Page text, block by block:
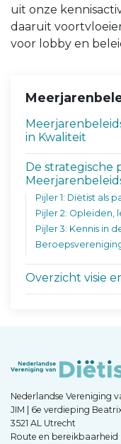
uit onze
daaruit
voor lobby en
in Kwaliteit
De strategische
Pijler 1: Diëtist als
Pijler 2: Opleiden,
Pijler 3: Kennis in
Overzicht visie
Nederlandse Vereniging
JIM | 6e verdieping
3521 AL Utrecht
Route en bereikbaarheid